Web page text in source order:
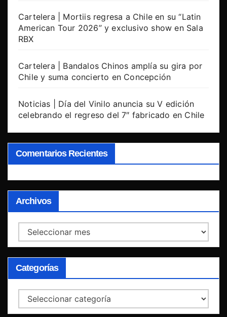
Cartelera | Mortiis regresa a Chile en su “Latin
American Tour 2026” y exclusivo show en Sala
RBX
Cartelera | Bandalos Chinos amplía su gira por
Chile y suma concierto en Concepción
Noticias | Día del Vinilo anuncia su V edición
celebrando el regreso del 7″ fabricado en Chile
Comentarios Recientes
Archivos
Archivos
Categorías
Categorías